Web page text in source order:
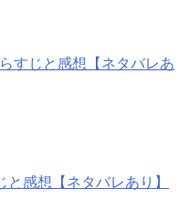
すじと感想【ネタバレあ
感想【ネタバレあり】